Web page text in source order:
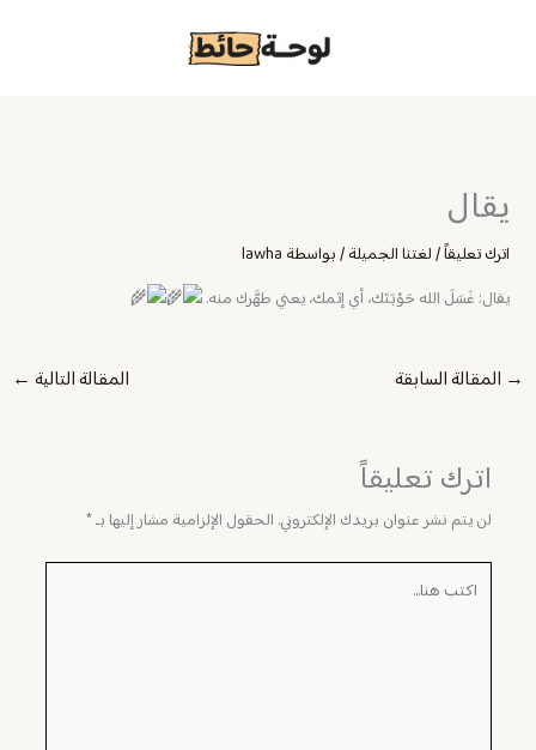
يقال
اترك تعليقاً/لغتنا الجميلة/ بواسطة lawha
يقال: غَسَلَ الله حَوْبَتَك، أي إثمك، يعني طهَّرك منه.
→ المقالة السابقة المقالة التالية ←
اترك تعليقاً
لن يتم نشر عنوان بريدك الإلكتروني. الحقول الإلزامية مشار إليها بـ*